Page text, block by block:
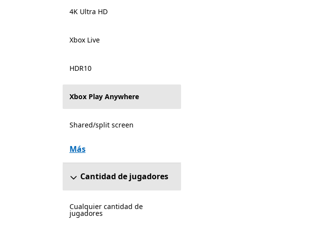
4K Ultra HD
Xbox Live
HDR10
Xbox Play Anywhere
Shared/split screen
Más
Cantidad de jugadores
Cualquier cantidad de
jugadores